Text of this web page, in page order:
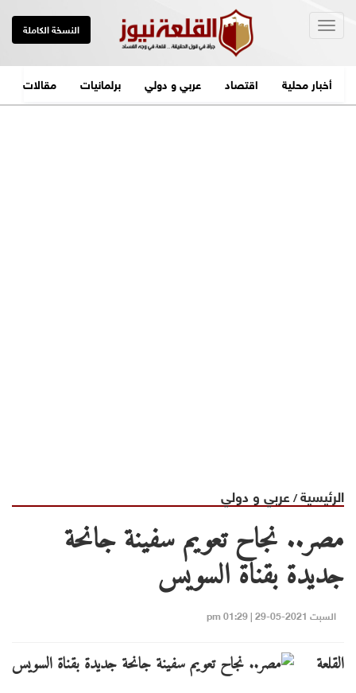
النسخة الكاملة
أخبار محلية اقتصاد عربي و دولي برلمانيات مقالات
الرئيسية/ عربي و دولي
مصر.. نجاح تعويم سفينة جانحة
جديدة بقناة السويس
السبت 2021-05-29 | 01:29 pm
القلعة